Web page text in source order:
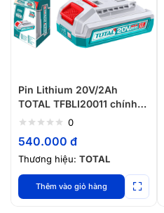
Pin Lithium 20V/2Ah
TOTAL TFBLI20011 chính
hãng
0
540.000 đ
Thương hiệu: TOTAL
Thêm vào giỏ hàng